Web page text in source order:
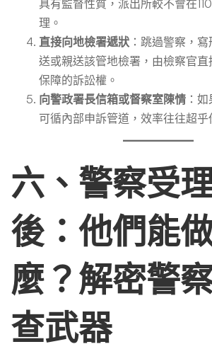
具有監督性質，派出所較不會在
理。
直接向地檢署遞狀 ：跳過警察，
送或親送該管地檢署，由檢察官
保障的訴訟權。
向警政署長信箱或督察室陳情 ：
可循內部申訴管道，效率往往超乎
六、警察受
後：他們能
麼？解密警
查武器